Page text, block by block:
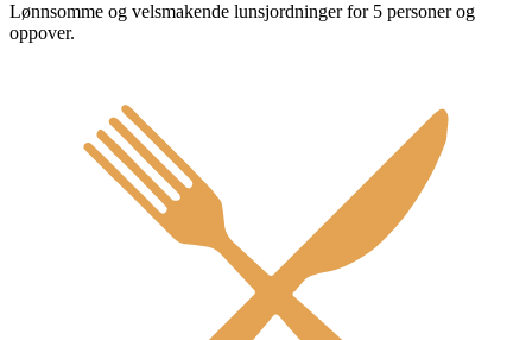
Lønnsomme og velsmakende lunsjordninger for 5 personer og
oppover.